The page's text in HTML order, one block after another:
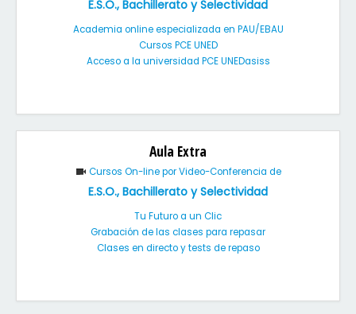
E.S.O., Bachillerato y Selectividad
Academia online especializada en PAU/EBAU
Cursos PCE UNED
Acceso a la universidad PCE UNEDasiss
Aula Extra
Cursos On-line por Video-Conferencia de
E.S.O., Bachillerato y Selectividad
Tu Futuro a un Clic
Grabación de las clases para repasar
Clases en directo y tests de repaso